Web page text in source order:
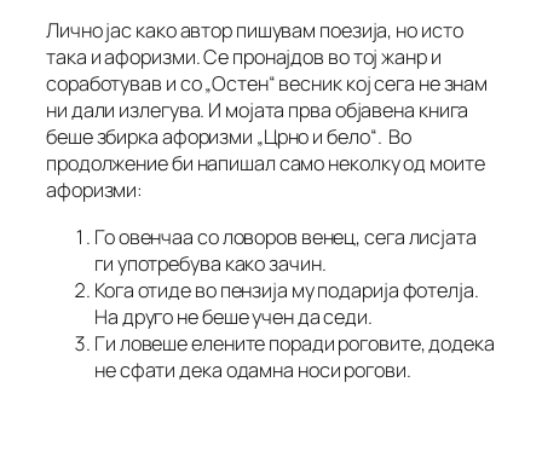
Лично јас како автор пишувам поезија, но исто
така и афоризми. Се пронајдов во тој жанр и
соработував и со „Остен“ весник кој сега не знам
ни дали излегува. И мојата прва објавена книга
беше збирка афоризми „Црно и бело“. Во
продолжение би напишал само неколку од моите
афоризми:
Го овенчаа со ловоров венец, сега лисјата
ги употребува како зачин.
Кога отиде во пензија му подарија фотелја.
На друго не беше учен да седи.
Ги ловеше елените поради роговите, додека
не сфати дека одамна носи рогови.